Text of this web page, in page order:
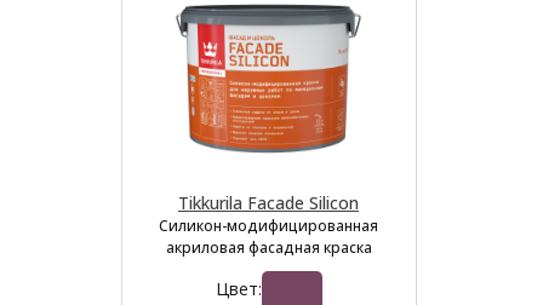
Tikkurila Facade Silicon
Силикон-модифицированная
акриловая фасадная краска
Цвет: